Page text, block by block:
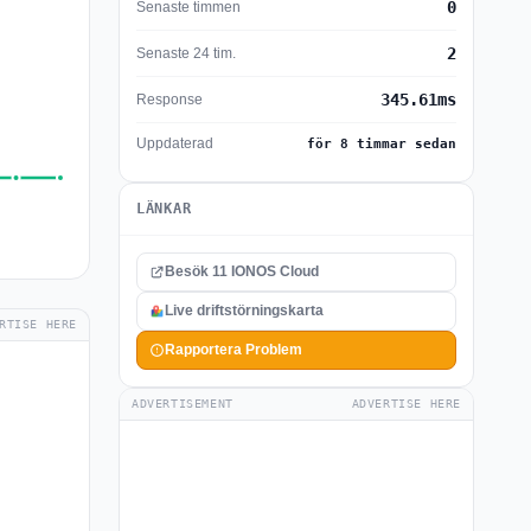
HERE
Senaste timmen 0
Senaste 24 tim. 2
Response 345.61ms
Uppdaterad för 8 timmar sedan
LÄNKAR
Besök 11 IONOS Cloud
Live driftstörningskarta
Rapportera Problem
ADVERTISEMENT ADVERTISE HERE